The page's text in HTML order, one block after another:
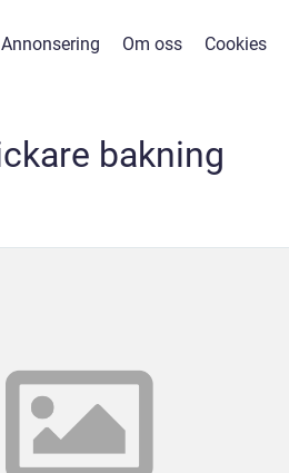
Annonsering Om oss Cookies
bakning